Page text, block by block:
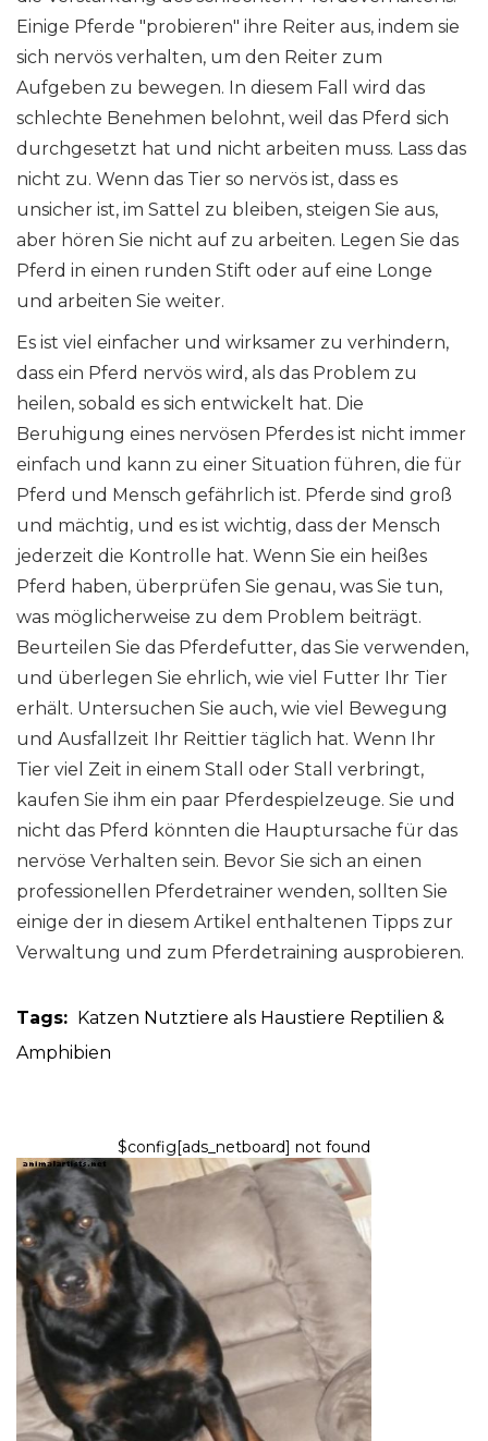
Einige Pferde "probieren" ihre Reiter aus, indem sie
sich nervös verhalten, um den Reiter zum
Aufgeben zu bewegen. In diesem Fall wird das
schlechte Benehmen belohnt, weil das Pferd sich
durchgesetzt hat und nicht arbeiten muss. Lass das
nicht zu. Wenn das Tier so nervös ist, dass es
unsicher ist, im Sattel zu bleiben, steigen Sie aus,
aber hören Sie nicht auf zu arbeiten. Legen Sie das
Pferd in einen runden Stift oder auf eine Longe
und arbeiten Sie weiter.
Es ist viel einfacher und wirksamer zu verhindern,
dass ein Pferd nervös wird, als das Problem zu
heilen, sobald es sich entwickelt hat. Die
Beruhigung eines nervösen Pferdes ist nicht immer
einfach und kann zu einer Situation führen, die für
Pferd und Mensch gefährlich ist. Pferde sind groß
und mächtig, und es ist wichtig, dass der Mensch
jederzeit die Kontrolle hat. Wenn Sie ein heißes
Pferd haben, überprüfen Sie genau, was Sie tun,
was möglicherweise zu dem Problem beiträgt.
Beurteilen Sie das Pferdefutter, das Sie verwenden,
und überlegen Sie ehrlich, wie viel Futter Ihr Tier
erhält. Untersuchen Sie auch, wie viel Bewegung
und Ausfallzeit Ihr Reittier täglich hat. Wenn Ihr
Tier viel Zeit in einem Stall oder Stall verbringt,
kaufen Sie ihm ein paar Pferdespielzeuge. Sie und
nicht das Pferd könnten die Hauptursache für das
nervöse Verhalten sein. Bevor Sie sich an einen
professionellen Pferdetrainer wenden, sollten Sie
einige der in diesem Artikel enthaltenen Tipps zur
Verwaltung und zum Pferdetraining ausprobieren.
Tags: Katzen Nutztiere als Haustiere Reptilien &
Amphibien
$config[ads_netboard] not found
HUNDE
Was ist
Hundedominanztheorie?